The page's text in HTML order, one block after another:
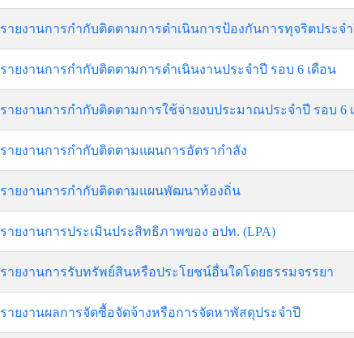
รายงานการกำกับติดตามการดำเนินการป้องกันการทุจริตประจ
รายงานการกำกับติดตามการดำเนินงานประจำปี รอบ 6 เดือน
รายงานการกำกับติดตามการใช้จ่ายงบประมาณประจำปี รอบ 6
รายงานการกำกับติดตามแผนการอัตรากำลัง
รายงานการกำกับติดตามแผนพัฒนาท้องถิ่น
รายงานการประเมินประสิทธิภาพของ อปท. (LPA)
รายงานการรับทรัพย์สินหรือประโยชน์อื่นใดโดยธรรมจรรยา
รายงานผลการจัดซื้อจัดจ้างหรือการจัดหาพัสดุประจำปี